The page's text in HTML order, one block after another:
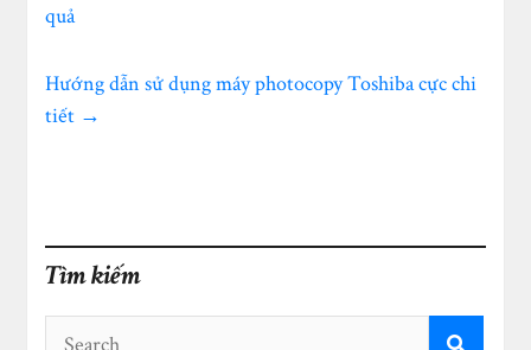
quả
Hướng dẫn sử dụng máy photocopy Toshiba cực chi
tiết →
Tìm kiếm